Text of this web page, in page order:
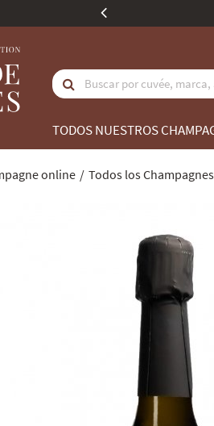
TODOS NUESTROS
online Todos los Champagnes